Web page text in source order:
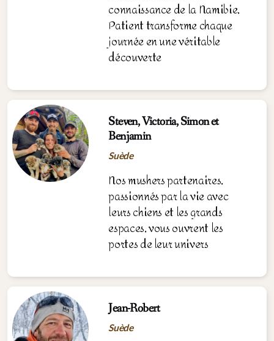
connaissance de la Namibie,
Patient transforme chaque
journée en une véritable
découverte
Steven, Victoria, Simon et
Benjamin
Suède
Nos mushers partenaires,
passionnés par la vie avec
leurs chiens et les grands
espaces, vous ouvrent les
portes de leurunivers
Jean-Robert
Suède